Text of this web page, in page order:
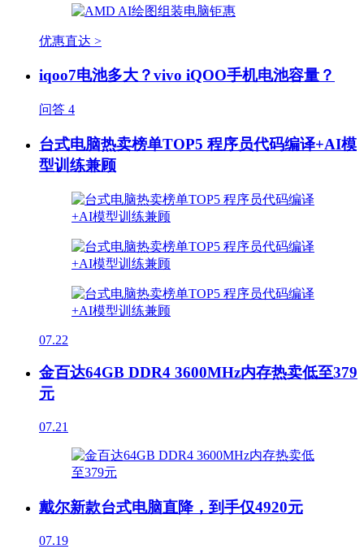
优惠直达 >
iqoo7电池多大？vivo iQOO手机电池容量？
问答 4
台式电脑热卖榜单TOP5 程序员代码编译+AI模
型训练兼顾
07.22
金百达64GB DDR4 3600MHz内存热卖低至379
元
07.21
戴尔新款台式电脑直降，到手仅4920元
07.19